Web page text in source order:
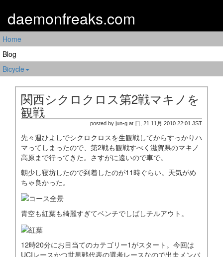
daemonfreaks.com
Home
Blog
Bicycle
関西シクロクロス第2戦マキノを
観戦
posted by jun-g at 日, 21 11月 2010 22:01 JST
先々週ひよしでシクロクロスを生観戦してからすっかりハ
マってしまったので、第2戦も観戦すべく滋賀県のマキノ
高原まで行ってきた。さすがに遠いので車で。
朝少し寝坊したので到着したのが11時ぐらい。天気がめ
ちゃ良かった。
青空も紅葉も綺麗すぎてベンチでしばしチルアウト。
12時20分にお目当てのカテゴリー1がスタート。今回は
UCIレースかつ世界戦代表の選考レースなので出走メンバ